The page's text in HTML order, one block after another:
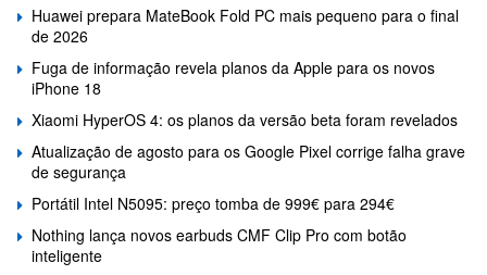
Huawei prepara MateBook Fold PC mais pequeno para o final
de 2026
Fuga de informação revela planos da Apple para os novos
iPhone 18
Xiaomi HyperOS 4: os planos da versão beta foram revelados
Atualização de agosto para os Google Pixel corrige falha grave
de segurança
Portátil Intel N5095: preço tomba de 999€ para 294€
Nothing lança novos earbuds CMF Clip Pro com botão
inteligente